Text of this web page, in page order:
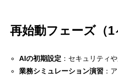
再始動フェーズ（1
AIの初期設定 ：セキュリティ
業務シミュレーション演習 ：
プログラムの流れ（一部ご
まずは、無料の体験講習